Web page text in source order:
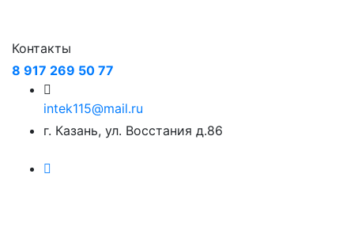
Контакты
8 917 269 50 77
intek115@mail.ru
г. Казань, ул. Восстания д.86